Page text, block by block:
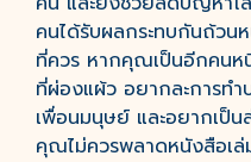
คนได้รับผลกระทบกันถ้วนห
ที่ควร หากคุณเป็นอีกคน
ที่ผ่องแผ้ว อยากละการท
เพื่อนมนุษย์ และอยากเป็น
คุณไม่ควรพลาดหนังสือเล่